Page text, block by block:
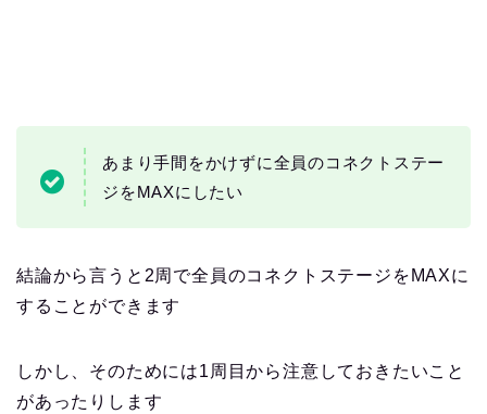
あまり手間をかけずに全員のコネクトステー
ジをMAXにしたい
結論から言うと2周で全員のコネクトステージをMAXに
することができます
しかし、そのためには1周目から注意しておきたいこと
があったりします